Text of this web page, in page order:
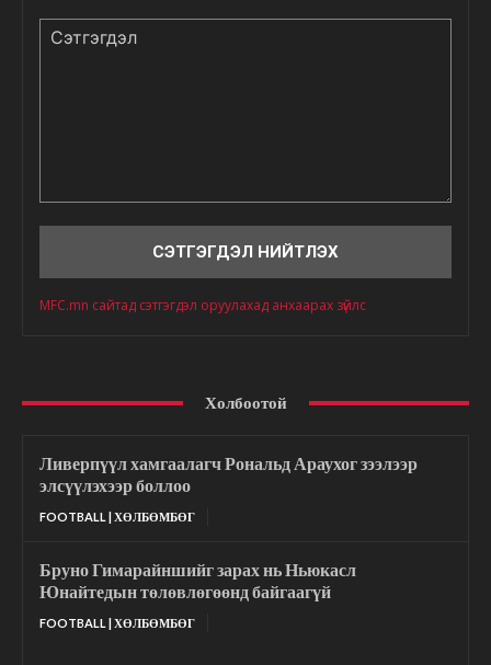
MFC.mn сайтад сэтгэгдэл оруулахад анхаарах зүйлс
Холбоотой
Ливерпүүл хамгаалагч Рональд Араухог зээлээр
элсүүлэхээр боллоо
FOOTBALL | ХӨЛБӨМБӨГ
Бруно Гимарайншийг зарах нь Ньюкасл
Юнайтедын төлөвлөгөөнд байгаагүй
FOOTBALL | ХӨЛБӨМБӨГ